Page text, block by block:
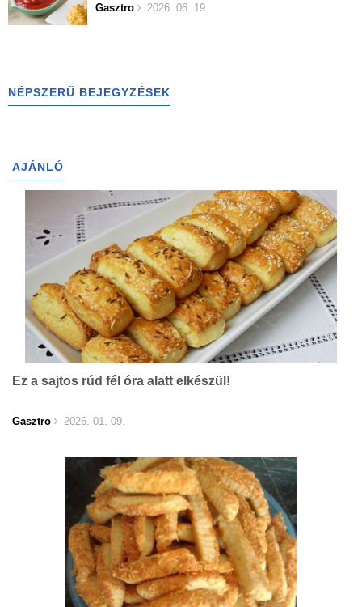
Gasztro
2026. 06. 19.
NÉPSZERŰ BEJEGYZÉSEK
AJÁNLÓ
Ez a sajtos rúd fél óra alatt elkészül!
Gasztro 2026. 01. 09.